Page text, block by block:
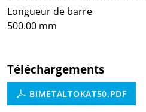
Longueur de barre
500.00 mm
Téléchargements
BIMETALTOKAT50.PDF